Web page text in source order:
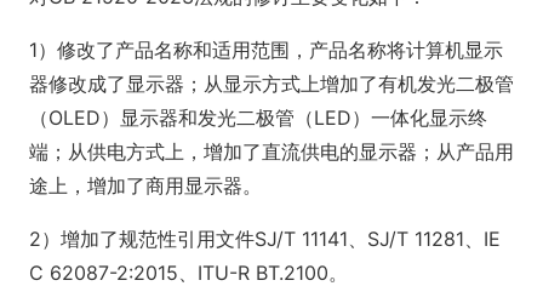
1）修改了产品名称和适用范围，产品名称将计算机显示
器修改成了显示器；从显示方式上增加了有机发光二极管
（OLED）显示器和发光二极管（LED）一体化显示终
端；从供电方式上，增加了直流供电的显示器；从产品用
途上，增加了商用显示器。
2）增加了规范性引用文件SJ/T 11141、SJ/T 11281、IE
C 62087-2:2015、ITU-R BT.2100。